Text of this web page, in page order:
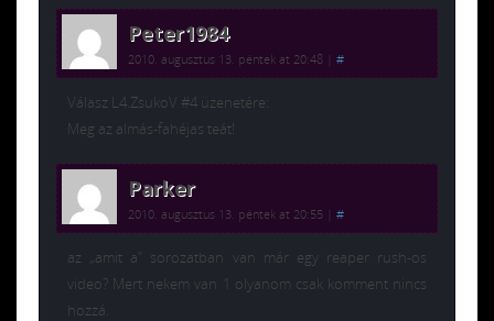
Peter1984
2010. augusztus 13. péntek at 20:48 #
Válasz L4.ZsukoV #4 üzenetére:
Meg az almás-fahéjas teát!
Parker
2010. augusztus 13. péntek at 20:55 #
az „amit a” sorozatban van már egy reaper rush-os
video? Mert nekem van 1 olyanom csak komment nincs
hozzá.